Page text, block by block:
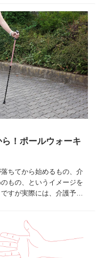
続けるための考え方と、2
します。
！ポールウォーキ
ちてから始めるもの、介
もの、というイメージを
すが実際には、介護予防
ア世代の方に向けて、介
やすい運動習慣をご紹介